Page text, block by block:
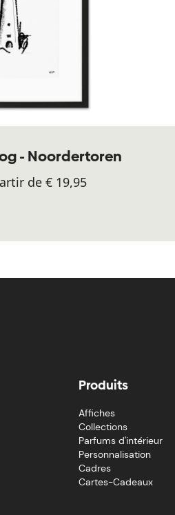
- Noordertoren
de € 19,95
Produits
Affiches
Collections
Parfums d'intérieur
Personnalisation
Cadres
Cartes-Cadeaux